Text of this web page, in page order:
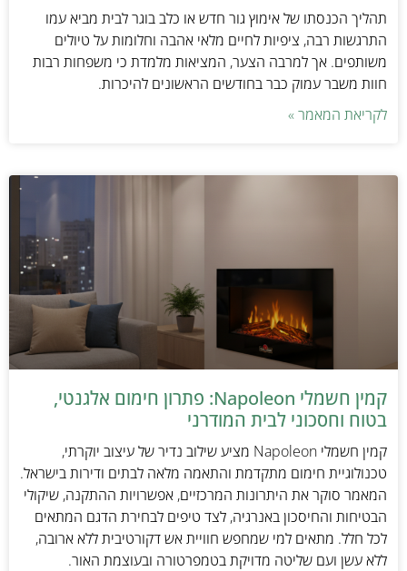
תהליך הכנסתו של אימוץ גור חדש או כלב בוגר לבית מביא עמו
התרגשות רבה, ציפיות לחיים מלאי אהבה וחלומות על טיולים
משותפים. אך למרבה הצער, המציאות מלמדת כי משפחות רבות
חוות משבר עמוק כבר בחודשים הראשונים להיכרות.
לקריאת המאמר »
קמין חשמלי Napoleon: פתרון חימום אלגנטי,
בטוח וחסכוני לבית המודרני
קמין חשמלי Napoleon מציע שילוב נדיר של עיצוב יוקרתי,
טכנולוגיית חימום מתקדמת והתאמה מלאה לבתים ודירות בישראל.
המאמר סוקר את היתרונות המרכזיים, אפשרויות ההתקנה, שיקולי
הבטיחות והחיסכון באנרגיה, לצד טיפים לבחירת הדגם המתאים
לכל חלל. מתאים למי שמחפש חוויית אש דקורטיבית ללא ארובה,
ללא עשן ועם שליטה מדויקת בטמפרטורה ובעוצמת האור.